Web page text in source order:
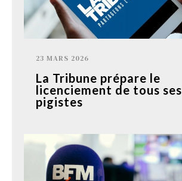
23 MARS 2026
La Tribune prépare le
licenciement de tous ses
pigistes